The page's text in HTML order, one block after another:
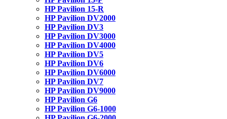
HP Pavilion 15-R
HP Pavilion DV2000
HP Pavilion DV3
HP Pavilion DV3000
HP Pavilion DV4000
HP Pavilion DV5
HP Pavilion DV6
HP Pavilion DV6000
HP Pavilion DV7
HP Pavilion DV9000
HP Pavilion G6
HP Pavilion G6-1000